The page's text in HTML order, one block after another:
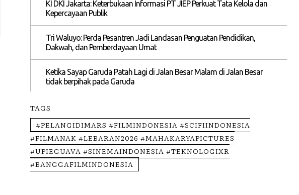
KI DKI Jakarta: Keterbukaan Informasi PT JIEP Perkuat Tata Kelola dan
Kepercayaan Publik
Tri Waluyo: Perda Pesantren Jadi Landasan Penguatan Pendidikan,
Dakwah, dan Pemberdayaan Umat
Ketika Sayap Garuda Patah Lagi di Jalan Besar Malam di Jalan Besar
tidak berpihak pada Garuda
TAGS
#PELANGIDIMARS #FILMINDONESIA #SCIFIINDONESIA
#FILMANAK #LEBARAN2026 #MAHAKARYAPICTURES
#UPIEGUAVA #SINEMAINDONESIA #TEKNOLOGIXR
#BANGGAFILMINDONESIA